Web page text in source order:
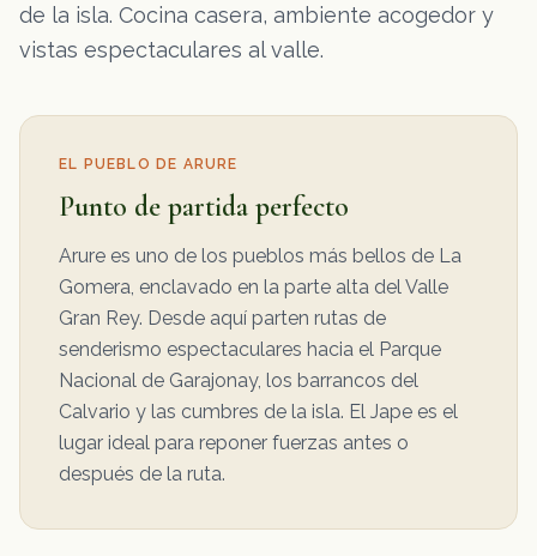
de la isla. Cocina casera, ambiente acogedor y
vistas espectaculares al valle.
EL PUEBLO DE ARURE
Punto de partida perfecto
Arure es uno de los pueblos más bellos de La
Gomera, enclavado en la parte alta del Valle
Gran Rey. Desde aquí parten rutas de
senderismo espectaculares hacia el Parque
Nacional de Garajonay, los barrancos del
Calvario y las cumbres de la isla. El Jape es el
lugar ideal para reponer fuerzas antes o
después de la ruta.